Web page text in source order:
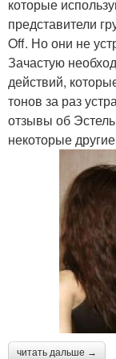
которые
представители
Off. Но они не
Зачастую
действий,
тонов за раз
отзывы об
некоторые
читать дальше →